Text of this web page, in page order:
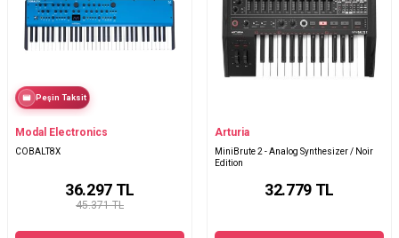
Peşin Taksit
Modal Electronics
COBALT8X
45.371 TL
36.297TL
Arturia
MiniBrute 2 - Analog Synthesizer / Noir
Edition
32.779TL